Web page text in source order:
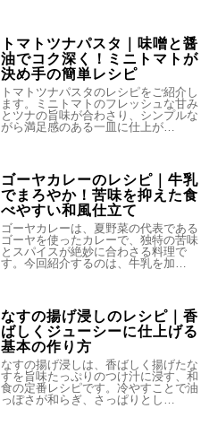
トマトツナパスタ｜味噌と醤
油でコク深く！ミニトマトが
決め手の簡単レシピ
トマトツナパスタのレシピをご紹介し
ます。ミニトマトのフレッシュな甘み
とツナの旨味が合わさり、シンプルな
がら満足感のある一皿に仕上が…
ゴーヤカレーのレシピ｜牛乳
でまろやか！苦味を抑えた食
べやすい和風仕立て
ゴーヤカレーは、夏野菜の代表である
ゴーヤを使ったカレーで、独特の苦味
とスパイスが絶妙に合わさる料理で
す。今回紹介するのは、牛乳を加…
なすの揚げ浸しのレシピ｜香
ばしくジューシーに仕上げる
基本の作り方
なすの揚げ浸しは、香ばしく揚げたな
すを旨味たっぷりのつけ汁に浸す、和
食の定番レシピです。冷やすことで油
っぽさが和らぎ、さっぱりとし…